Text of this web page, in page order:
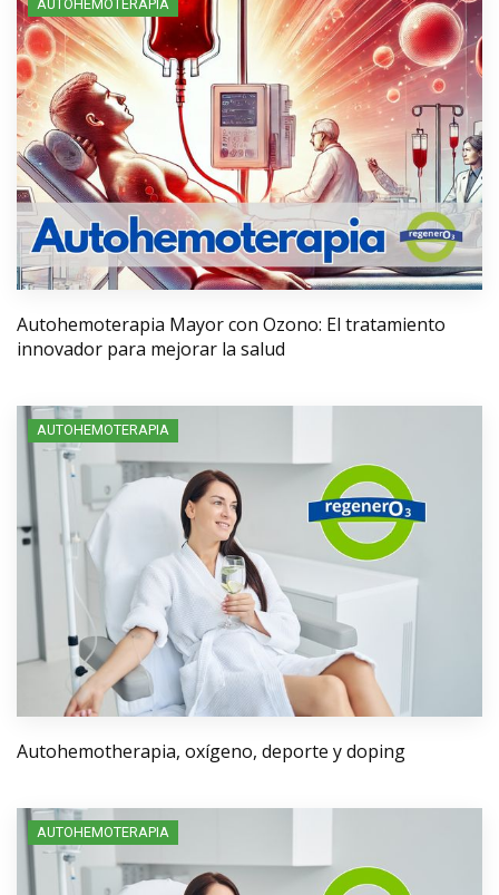
AUTOHEMOTERAPIA
Autohemoterapia Mayor con Ozono: El tratamiento
innovador para mejorar la salud
AUTOHEMOTERAPIA
Autohemotherapia, oxígeno, deporte y doping
AUTOHEMOTERAPIA